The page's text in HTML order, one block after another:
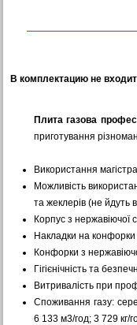
В комплектацию не
Плита газова
приготування
Використання
Можливість
та жеклерів (не йдуть
Корпус з нержавіючої
Накладки на конфорки
Конфорки з
Гігієнічність та
Витривалість при
Споживання газу:
6 133 м3/год; 3 729 кг/